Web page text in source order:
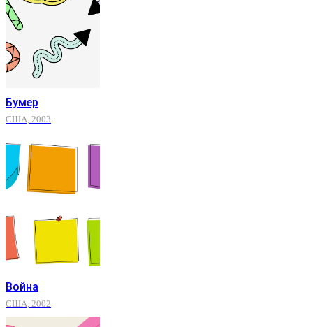
Бумер
США, 2003
Война
США, 2002